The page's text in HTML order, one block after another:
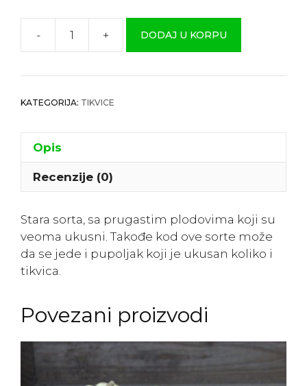
-
Tikvica
”Striatio“
+ DODAJ U KORPU
KATEGORIJA: TIKVICE
Opis
Recenzije (0)
Stara sorta, sa prugastim plodovima koji su
veoma ukusni. Takođe kod ove sorte može
da se jede i pupoljak koji je ukusan koliko i
tikvica.
Povezani proizvodi